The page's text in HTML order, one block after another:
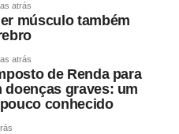
atrás
músculo também
atrás
de Renda para
doenças graves: um
conhecido